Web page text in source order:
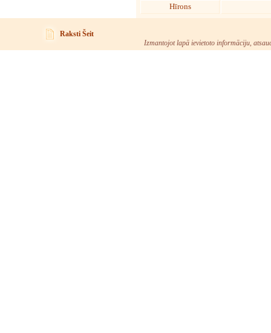
Hīrons
Raksti Šeit
Izmantojot lapā ievietoto informāciju,